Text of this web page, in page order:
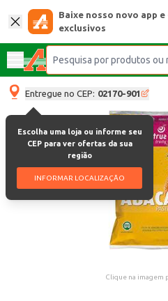
Baixe nosso novo app
exclusivos
Entregue no CEP: 02170-901
Escolha uma loja ou informe seu
CEP para ver ofertas da sua
região
INFORMAR LOCALIZAÇÃO
Clique na imagem